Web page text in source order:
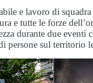
e lavoro di squadra
e tutte le forze
durante due eventi
persone sul territorio